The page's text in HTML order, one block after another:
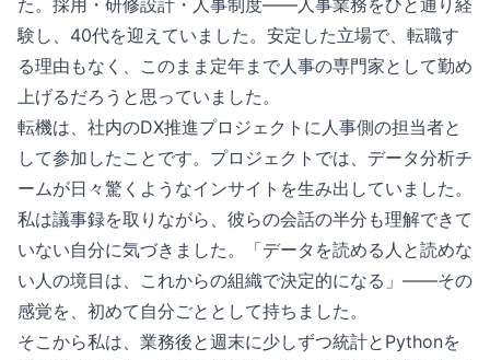
た。採用・研修設計・人事制度——人事業務をひと通り経
験し、40代を迎えていました。安定した立場で、転職す
る理由もなく、このまま定年まで人事の専門家として勤め
上げるだろうと思っていました。
転機は、社内のDX推進プロジェクトに人事側の担当者と
して参加したことです。プロジェクトでは、データ分析チ
ームが日々驚くようなインサイトを生み出していました。
私は議事録を取りながら、彼らの会話の半分も理解できて
いない自分に気づきました。「データを読める人と読めな
い人の境目は、これからの組織で決定的になる」——その
感覚を、初めて自分ごととして持ちました。
そこから私は、業務後と週末に少しずつ統計とPythonを